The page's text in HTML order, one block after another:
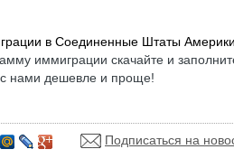
в Соединенные Штаты
иммиграции скачайте и
нами дешевле и проще!
Подписаться на